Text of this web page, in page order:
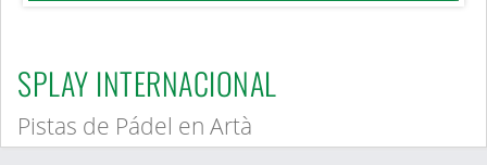
SPLAY INTERNACIONAL
Pistas de Pádel en Artà